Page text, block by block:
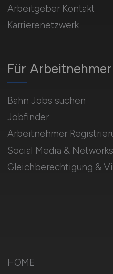
Für Arbeitnehmer
Bahn Jobs suchen
Jobfinder
Arbeitnehmer
Social Media & Networks
Gleichberechtigung &
Arbeitgeber Kontakt
Karrierenetzwerk
HOME